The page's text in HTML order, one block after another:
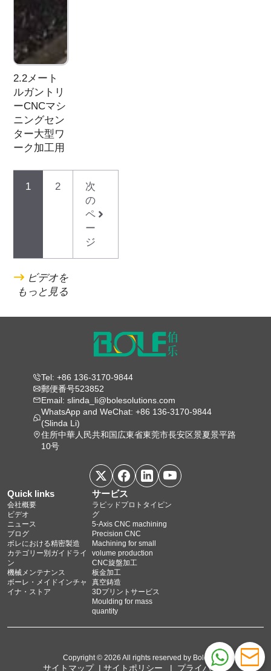
2.2メート
ルガントリ
ーCNCマシ
ニングセン
ター大型ワ
ーク加工用
1 2
次
の
ペ
ー
ジ
ビデオを
もっと見る
Tel: +86 136-3170-9844
郵便番号523852
Email: slinda_li@bolesolutions.com
WhatsApp and WeChat: +86 136-3170-9844
(Slinda Li)
住所中華人民共和国広東省東莞市長安区景夏景平路
10号
Quick links
会社概要
ビデオ
ニュース
ブログ
ボレにおける精密製造
カテゴリー別ガイドライ
ン
機械メンテナンス
ボーレ・メイドインチャ
イナ・ストア
サービス
ラピッドプロトタイピン
グ
5‑Axis CNC machining
Precision CNC
Machining for small
volume production
CNC旋盤加工
板金加工
真空鋳造
3Dプリントサービス
Moulding for mass
quantity
Copyright © 2026 All rights reserved by Bole
サイトマップ | サイトポリシー | プライバシー